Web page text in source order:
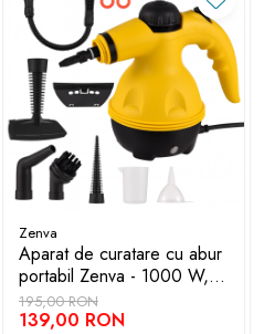
Zenva
Aparat de curatare cu abur
portabil Zenva - 1000 W,
presiune inalta,
multifunctional
195,00 RON
139,00 RON